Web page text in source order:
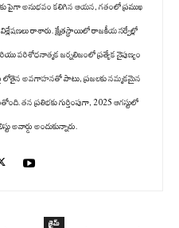
పైగా అనుభవం కలిగిన ఆయన, గతంలో ప్రముఖ
రాశారు. క్షేత్రస్థాయిలో రాజకీయ సర్వేల్లో
పరిశోధనాత్మక జర్నలిజంలో ప్రత్యేక నైపుణ్యం
అవగాహనతో పాటు, ప్రజలకు నమ్మకమైన
తన ప్రతిభకు గుర్తింపుగా, 2025 ఆగస్టులో
అవార్డు అందుకున్నారు.
క్రైమ్